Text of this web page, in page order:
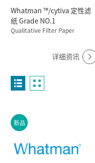
Whatman ™/cytiva 定性滤
纸 Grade NO.1
Qualitative Filter Paper
详细资讯
新品